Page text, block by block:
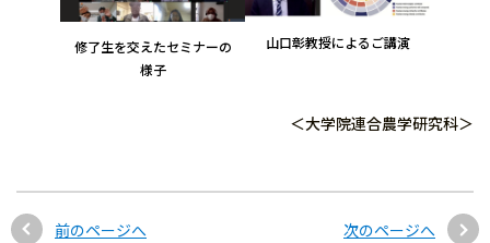
修了生を交えたセミナーの
様子
山口彰教授によるご講演
＜大学院連合農学研究科＞
前のページへ 次のページへ